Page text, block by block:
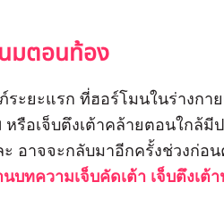
นมตอนท้อง
ะยะแรก ที่ฮอร์โมนในร่างกา
หรือเจ็บตึงเต้าคล้ายตอนใกล้มี
อาจจะกลับมาอีกครั้งช่วงก่อ
นบทความเจ็บคัดเต้า เจ็บตึงเต้